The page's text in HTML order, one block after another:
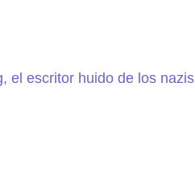
el escritor huido de los nazis